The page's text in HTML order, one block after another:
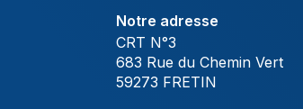
Notre adresse
CRT N°3
683 Rue du Chemin Vert
59273 FRETIN